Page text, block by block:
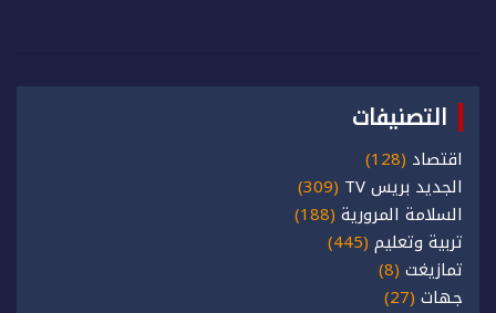
التصنيفات
اقتصاد (128)
الجديد بريس TV
(309)
السلامة المرورية (188)
تربية وتعليم (445)
تمازيغت (8)
جهات (27)